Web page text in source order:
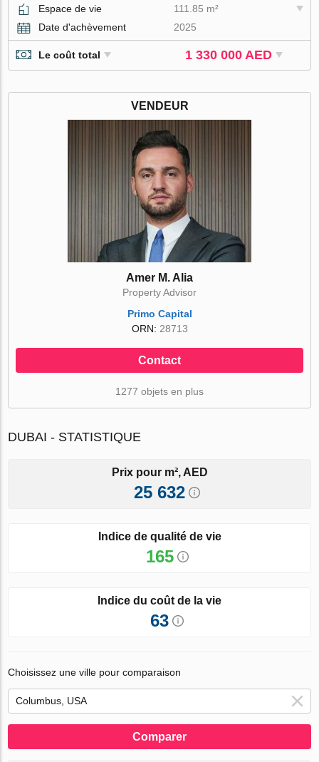
Espace de vie
111.85 m²
Date d'achèvement
2025
Le coût total 1 330 000 AED
VENDEUR
Amer M. Alia
Property Advisor
Primo Capital
ORN: 28713
Contact
1277 objets en plus
DUBAI - STATISTIQUE
Prix pour m², AED
25 632
Indice de qualité de vie
165
Indice du coût de la vie
63
Choisissez une ville pour comparaison
Comparer